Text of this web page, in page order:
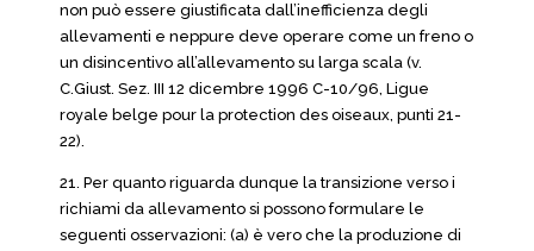
non può essere giustificata dall’inefficienza degli
allevamenti e neppure deve operare come un freno o
un disincentivo all’allevamento su larga scala (v.
C.Giust. Sez. III 12 dicembre 1996 C-10/96, Ligue
royale belge pour la protection des oiseaux, punti 21-
22).
21. Per quanto riguarda dunque la transizione verso i
richiami da allevamento si possono formulare le
seguenti osservazioni: (a) è vero che la produzione di